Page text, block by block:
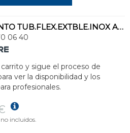
CONJUNTO TUB.FLEX.EXTBLE.INOX ASI 304 3770 CX.M TCA.H GIR.1"
06 40
y sigue el proceso de
ver la disponibilidad y los
profesionales.
incluidos.